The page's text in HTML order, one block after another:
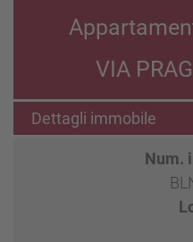
VIA
Dettagli immobile
Num.